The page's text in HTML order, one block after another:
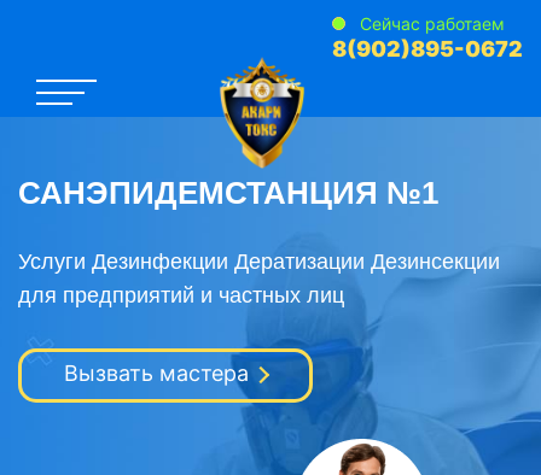
Сейчас работаем
8(902)895-0672
САНЭПИДЕМСТАНЦИЯ №1
Услуги Дезинфекции Дератизации Дезинсекции
для предприятий и частных лиц
Вызвать мастера